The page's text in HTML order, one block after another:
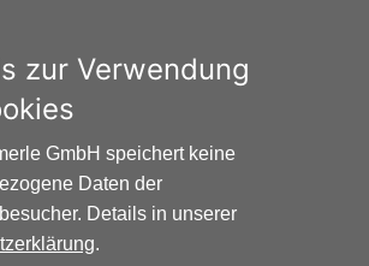
Modellrechnungen ausfallen. Die
beim Tanken mit den Kraftstoffkosten
Weitere Informationen unter
mobil.info.
zur Verwendung
GmbH speichert keine
Daten der
Details in unserer
.